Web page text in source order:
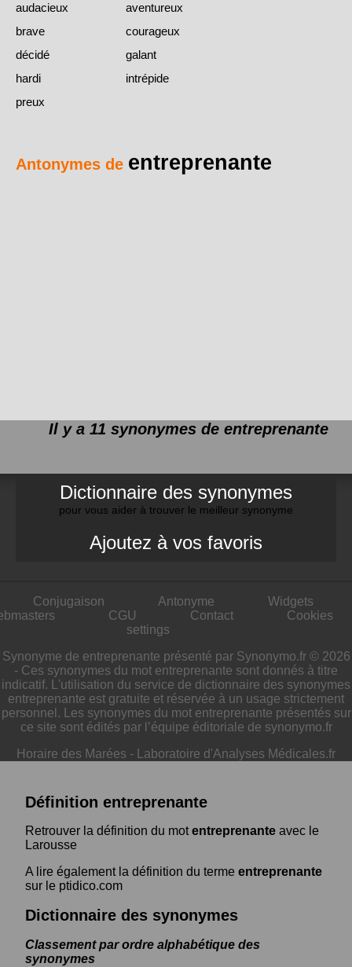
audacieux
aventureux
brave
courageux
décidé
galant
hardi
intrépide
preux
Antonymes de entreprenante
Il y a 11 synonymes de entreprenante
Dictionnaire des synonymes
pour vous aider à trouver le meilleur synonyme
Ajoutez à vos favoris
Conjugaison Antonyme
Widgets
CGU Contact
Cookies
settings
Synonyme de entreprenante présenté par Synonymo.fr © 2026
- Ces synonymes du mot entreprenante sont donnés à titre
indicatif. L'utilisation du service de dictionnaire des synonymes
entreprenante est gratuite et réservée à un usage strictement
personnel. Les synonymes du mot entreprenante présentés sur
ce site sont édités par l’équipe éditoriale de synonymo.fr
Horaire des Marées - Laboratoire d'Analyses Médicales.fr
Définition entreprenante
Retrouver la définition du motentreprenante avec le
Larousse
A lire également la définition du terme entreprenante
sur le ptidico.com
Dictionnaire des synonymes
Classement par ordre alphabétique des
synonymes